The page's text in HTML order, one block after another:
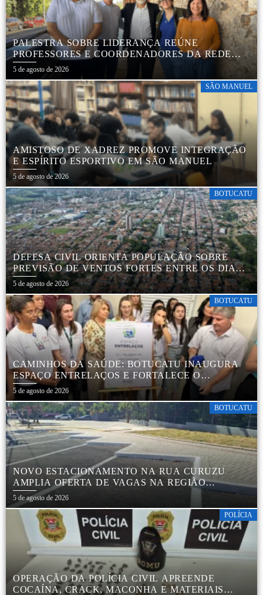
PALESTRA SOBRE LIDERANÇA REÚNE
PROFESSORES E COORDENADORES DA REDE
MUNICIPAL
5 de agosto de 2026
SÃO MANUEL
AMISTOSO DE XADREZ PROMOVE INTEGRAÇÃO
E ESPÍRITO ESPORTIVO EM SÃO MANUEL
5 de agosto de 2026
BOTUCATU
DEFESA CIVIL ORIENTA POPULAÇÃO SOBRE
PREVISÃO DE VENTOS FORTES ENTRE OS DIAS 6
E 9 DE AGOSTO
5 de agosto de 2026
BOTUCATU
CAMINHOS DA SAÚDE: BOTUCATU INAUGURA
ESPAÇO ENTRELAÇOS E FORTALECE O
CUIDADO ESPECIALIZADO COM CRIANÇAS E
FAMÍLIAS
5 de agosto de 2026
BOTUCATU
NOVO ESTACIONAMENTO NA RUA CURUZU
AMPLIA OFERTA DE VAGAS NA REGIÃO
CENTRAL
5 de agosto de 2026
POLÍCIA
OPERAÇÃO DA POLÍCIA CIVIL APREENDE
COCAÍNA, CRACK, MACONHA E MATERIAIS